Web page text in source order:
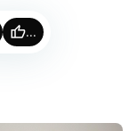
...